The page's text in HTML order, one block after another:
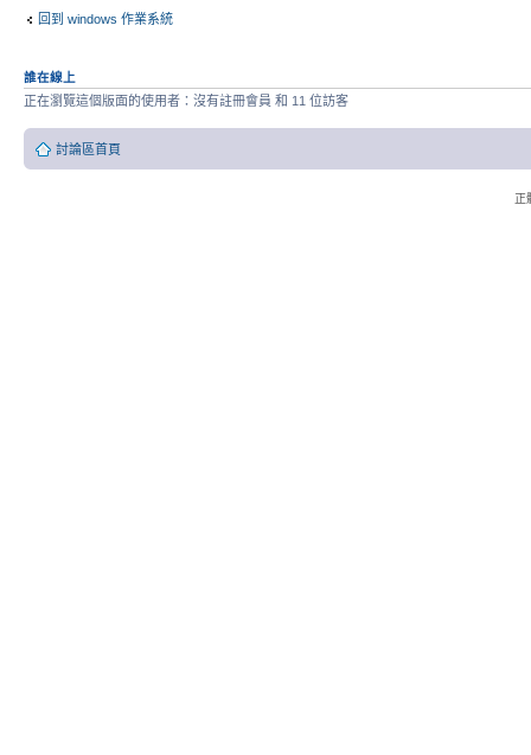
回到 windows 作業系統
誰在線上
正在瀏覽這個版面的使用者：沒有註冊會員 和 11 位訪客
討論區首頁
正